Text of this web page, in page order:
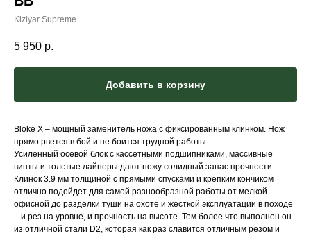
Kizlyar Supreme
5 950 р.
Добавить в корзину
Bloke X – мощный заменитель ножа с фиксированным клинком. Нож
прямо рвется в бой и не боится трудной работы.
Усиленный осевой блок с кассетными подшипниками, массивные
винты и толстые лайнеры дают ножу солидный запас прочности.
Клинок 3.9 мм толщиной с прямыми спусками и крепким кончиком
отлично подойдет для самой разнообразной работы от мелкой
офисной до разделки туши на охоте и жесткой эксплуатации в походе
– и рез на уровне, и прочность на высоте. Тем более что выполнен он
из отличной стали D2, которая как раз славится отличным резом и